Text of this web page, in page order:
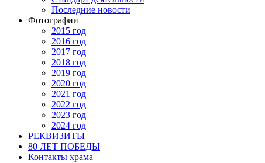
Последние новости
Фотографии
2015 год
2016 год
2017 год
2018 год
2019 год
2020 год
2021 год
2022 год
2023 год
2024 год
РЕКВИЗИТЫ
80 ЛЕТ ПОБЕДЫ
Контакты храма